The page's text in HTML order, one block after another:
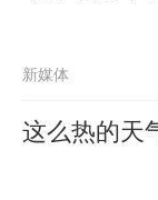
新媒体
这么热的天